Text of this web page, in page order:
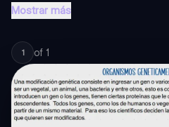
Mostrar más
1 of 1